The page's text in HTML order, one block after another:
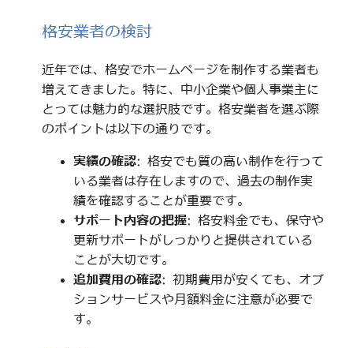
格安業者の検討
近年では、格安でホームページを制作する業者も
増えてきました。特に、中小企業や個人事業主に
とっては魅力的な選択肢です。格安業者を選ぶ際
のポイントは以下の通りです。
実績の確認: 格安でも質の高い制作を行って
いる業者は存在しますので、過去の制作実
績を確認することが重要です。
サポート内容の把握: 格安料金でも、保守や
更新サポートがしっかりと提供されている
ことが大切です。
追加費用の確認: 初期費用が安くても、オプ
ションサービスや月額料金に注意が必要で
す。